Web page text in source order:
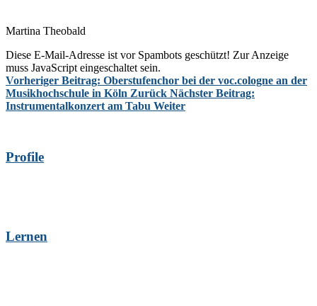
Martina Theobald
Diese E-Mail-Adresse ist vor Spambots geschützt! Zur Anzeige
muss JavaScript eingeschaltet sein.
Vorheriger Beitrag: Oberstufenchor bei der voc.cologne an der
Musikhochschule in Köln Zurück Nächster Beitrag:
Instrumentalkonzert am Tabu Weiter
Profile
Lernen